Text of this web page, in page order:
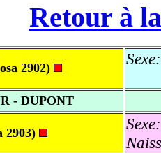
Retour à
2902) Sexe:
- DUPONT
2903)
Sexe: